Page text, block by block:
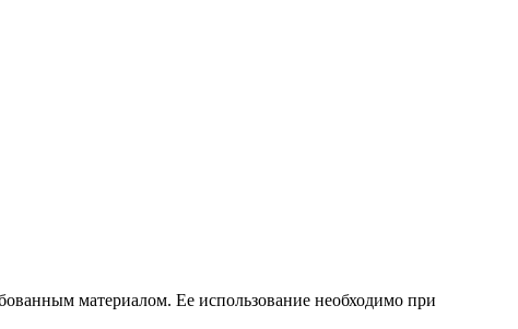
материалом. Ее использование необходимо при